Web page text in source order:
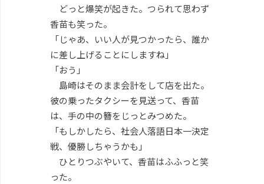
どっと爆笑が起きた。つられて思わず
香苗も笑った。
「じゃあ、いい人が見つかったら、誰か
に差し上げることにしますね」
「おう」
島崎はそのまま会計をして店を出た。
彼の乗ったタクシーを見送って、香苗
は、手の中の簪をじっとみつめた。
「もしかしたら、社会人落語日本一決定
戦、優勝しちゃうかも」
ひとりつぶやいて、香苗はふふっと笑
った。